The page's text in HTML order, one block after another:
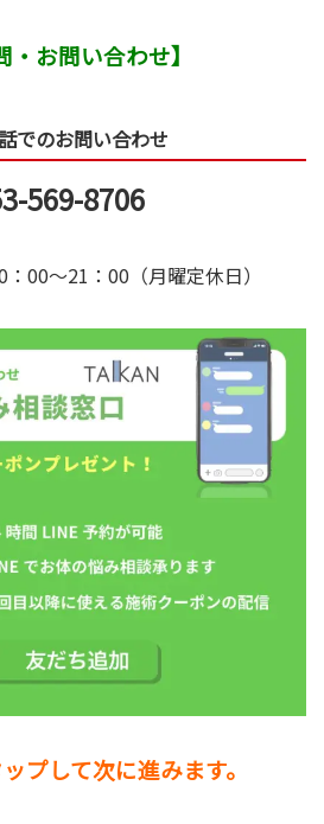
・お問い合わせ】
でのお問い合わせ
569-8706
00～21：00（月曜定休日）
プして次に進みます。